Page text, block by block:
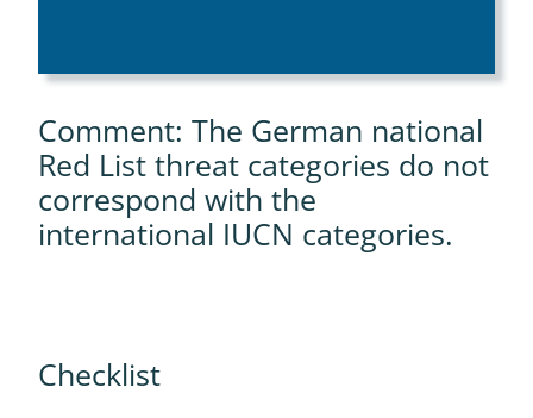
Comment: The German national
Red List threat categories do not
correspond with the
international IUCN categories.
Checklist